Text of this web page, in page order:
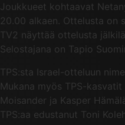
Joukkueet kohtaavat
20.00 alkaen. Ottelusta on
TV2 näyttää ottelusta
Selostajana on Tapio
TPS:sta Israel-otteluun
Mukana myös TPS-
Moisander ja Kasper
TPS:aa edustanut Toni